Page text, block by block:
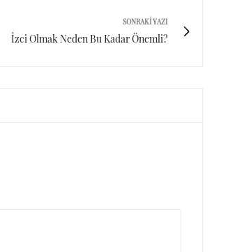
SONRAKI YAZI
İzci Olmak Neden Bu Kadar Önemli?